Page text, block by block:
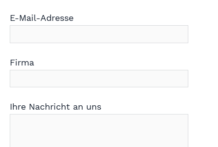
E-Mail-Adresse
Firma
Ihre Nachricht an uns